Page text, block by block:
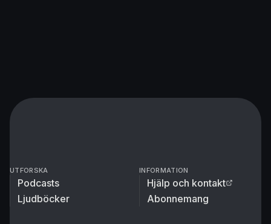
UTFORSKA
Podcasts
Ljudböcker
INFORMATION
Hjälp och kontakt
Abonnemang